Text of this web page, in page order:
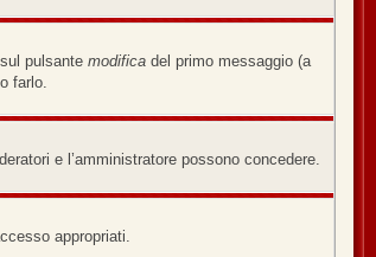
pulsante modifica del primo messaggio (a
farlo.
e l’amministratore possono concedere.
appropriati.